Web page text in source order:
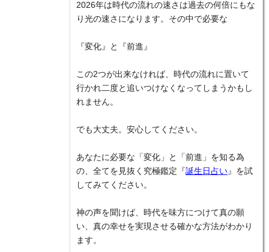
2026年は時代の流れの速さは過去の何倍にもな
り光の速さになります。その中で必要な
『変化』と『前進』
この2つが出来なければ、時代の流れに置いて
行かれ二度と追いつけなくなってしまうかもし
れません。
でも大丈夫。安心してください。
あなたに必要な「変化」と「前進」を知る為
の、全てを見抜く究極鑑定『誕生日占い 』を試
してみてください。
神の声を聞けば、時代を味方につけて真の願
い、真の幸せを実現させる確かな方法がわかり
ます。